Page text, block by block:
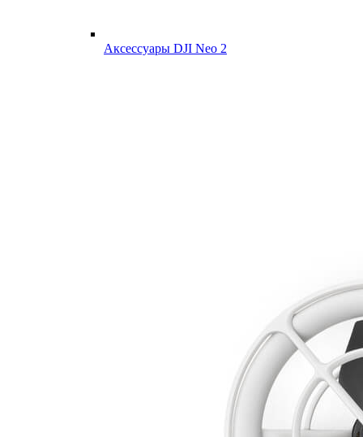
Аксессуары DJI Neo 2